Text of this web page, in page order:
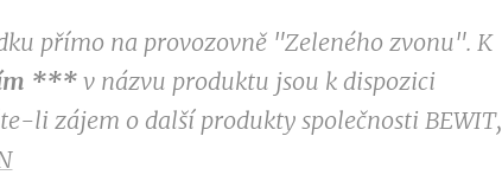
přímo na provozovně "Zeleného zvonu". K
***v názvu produktu jsou k dispozici
li zájem o další produkty společnosti BEWIT,